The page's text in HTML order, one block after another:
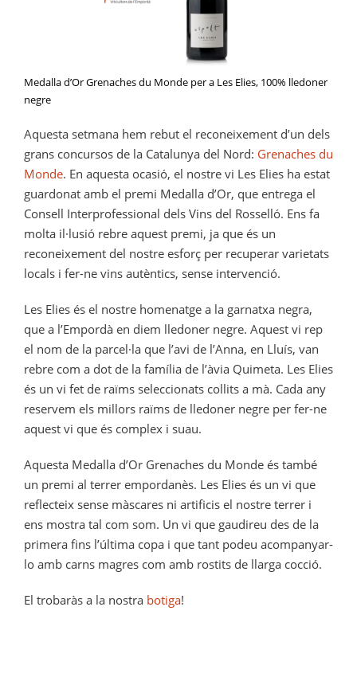
Medalla d’Or Grenaches du Monde per a Les Elies, 100% lledoner
negre
Aquesta setmana hem rebut el reconeixement d’un dels
grans concursos de la Catalunya del Nord: Grenaches du
Monde. En aquesta ocasió, el nostre vi Les Elies ha estat
guardonat amb el premi Medalla d’Or, que entrega el
Consell Interprofessional dels Vins del Rosselló. Ens fa
molta il·lusió rebre aquest premi, ja que és un
reconeixement del nostre esforç per recuperar varietats
locals i fer-ne vins autèntics, sense intervenció.
Les Elies és el nostre homenatge a la garnatxa negra,
que a l’Empordà en diem lledoner negre. Aquest vi rep
el nom de la parcel·la que l’avi de l’Anna, en Lluís, van
rebre com a dot de la família de l’àvia Quimeta. Les Elies
és un vi fet de raïms seleccionats collits a mà. Cada any
reservem els millors raïms de lledoner negre per fer-ne
aquest vi que és complex i suau.
Aquesta Medalla d’Or Grenaches du Monde és també
un premi al terrer empordanès. Les Elies és un vi que
reflecteix sense màscares ni artificis el nostre terrer i
ens mostra tal com som. Un vi que gaudireu des de la
primera fins l’última copa i que tant podeu acompanyar-
lo amb carns magres com amb rostits de llarga cocció.
El trobaràs a la nostra botiga!